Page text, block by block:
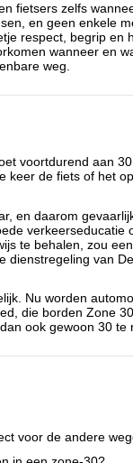
fietsers zelfs
en geen enkele
respect, begrip en
wanneer en
weg.
voortdurend aan
keer de fiets of het
en daarom
verkeerseducatie
te behalen, zou
dienstregeling van
Nu worden
die borden Zone
ook gewoon 30 te
voor de andere